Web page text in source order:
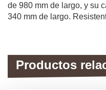
de 980 mm de largo, y su
340 mm de largo.
Productos